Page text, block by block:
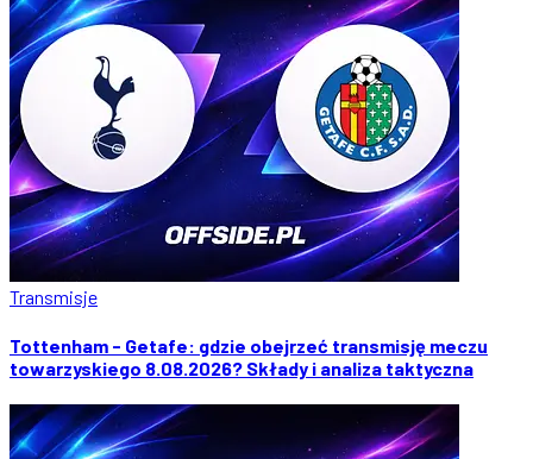
Transmisje
Tottenham - Getafe: gdzie obejrzeć transmisję meczu
towarzyskiego 8.08.2026? Składy i analiza taktyczna